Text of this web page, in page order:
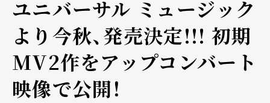
ユニバーサル ミュージック
より今秋、発売決定!!! 初期
MV2作をアップコンバート
映像で公開！